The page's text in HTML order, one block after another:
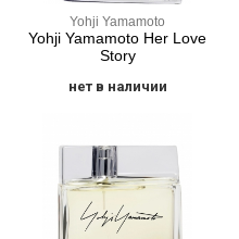
Yohji Yamamoto
Yohji Yamamoto Her Love
Story
нет в наличии